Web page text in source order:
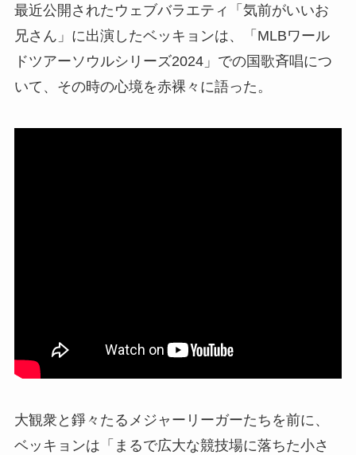
最近公開されたウェブバラエティ「気前がいいお
兄さん」に出演したベッキョンは、「MLBワール
ドツアーソウルシリーズ2024」での国歌斉唱につ
いて、その時の心境を赤裸々に語った。
大観衆と錚々たるメジャーリーガーたちを前に、
ベッキョンは「まるで広大な競技場に落ちた小さ